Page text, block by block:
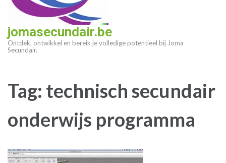
jomasecundair.be
Ontdek, ontwikkel en bereik je volledige potentieel bij Joma
Secundair.
Tag: technisch secundair
onderwijs programma